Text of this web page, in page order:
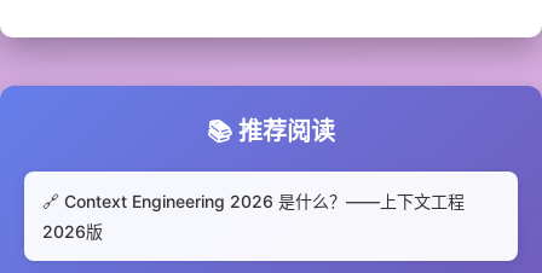
📚 推荐阅读
🔗 Context Engineering 2026 是什么？——上下文工程
2026版